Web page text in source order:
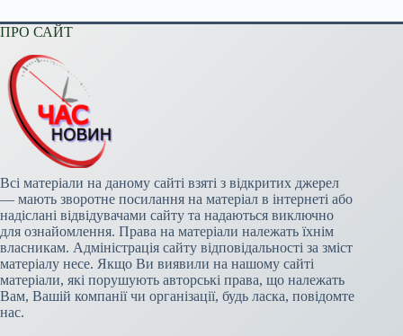
ПРО САЙТ
Всі матеріали на даному сайті взяті з відкритих джерел
— мають зворотне посилання на матеріал в інтернеті або
надіслані відвідувачами сайту та надаються виключно
для ознайомлення. Права на матеріали належать їхнім
власникам. Адміністрація сайту відповідальності за зміст
матеріалу несе. Якщо Ви виявили на нашому сайті
матеріали, які порушують авторські права, що належать
Вам, Вашій компанії чи організації, будь ласка, повідомте
нас.